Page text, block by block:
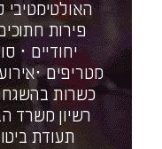
פירות
יחודיים ·
כשרות
רשיון משרד
תעודת